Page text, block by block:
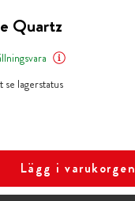
Quartz
se lagerstatus
Lägg i varukorgen